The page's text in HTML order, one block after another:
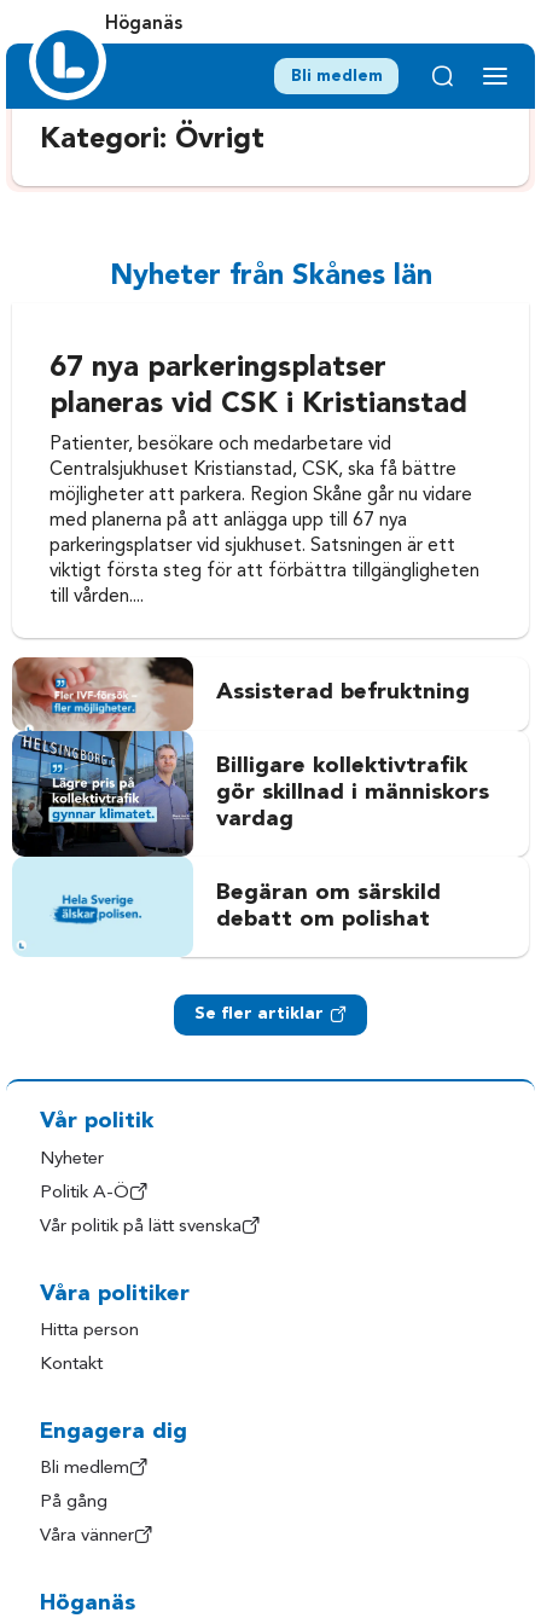
Höganäs
Bli medlem
Kategori: Övrigt
Nyheter från Skånes län
67 nya parkeringsplatser
planeras vid CSK i Kristianstad
Patienter, besökare och medarbetare vid
Centralsjukhuset Kristianstad, CSK, ska få bättre
möjligheter att parkera. Region Skåne går nu vidare
med planerna på att anlägga upp till 67 nya
parkeringsplatser vid sjukhuset. Satsningen är ett
viktigt första steg för att förbättra tillgängligheten
till vården....
Assisterad befruktning
Billigare kollektivtrafik
gör skillnad i människors
vardag
Begäran om särskild
debatt om polishat
Se fler artiklar
Vår politik
Nyheter
Politik A-Ö
Vår politik på lätt svenska
Våra politiker
Hitta person
Kontakt
Engagera dig
Bli medlem
På gång
Våra vänner
Höganäs